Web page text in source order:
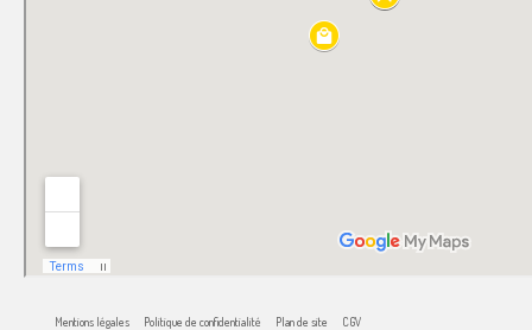
Mentions légales Politique de confidentialité Plan de site CGV